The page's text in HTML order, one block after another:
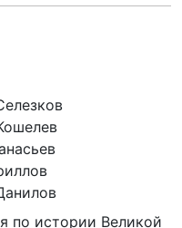
по истории Великой